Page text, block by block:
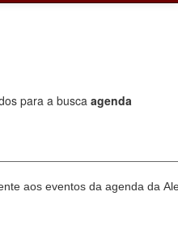
para a busca agenda
aos eventos da agenda da